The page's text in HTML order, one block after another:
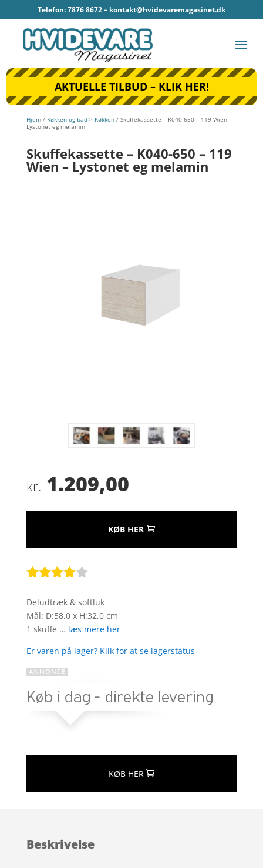
Telefon: 7876 8672 – kontakt@hvidevaremagasinet.dk
AKTUELLE TILBUD – KLIK HER!
Hjem/ Køkken og bad > Køkken/ Skuffekassette – K040-650 – 119 Wien –
Lystonet eg melamin
Skuffekassette – K040-650 – 119
Wien – Lystonet eg melamin
kr. 1.209,00
KØB HER
som3.9
ud af 5
baseret
på
kundebed
ømmels
er
Deludtræk & softluk
Mål: D:58,0 x H:32,0 cm
1 skuffe … læs mere her
Er varen på lager? Klik for at se lagerstatus
KØB HER
Beskrivelse